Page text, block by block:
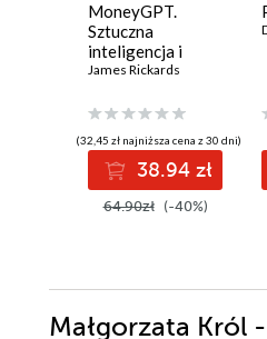
MoneyGPT.
Sztuczna
inteligencja i
zagrożenie dla
James Rickards
(32,45 zł najniższa cena z 30 dni)
38.94 zł
64.90zł (-40%)
Małgorzata Król